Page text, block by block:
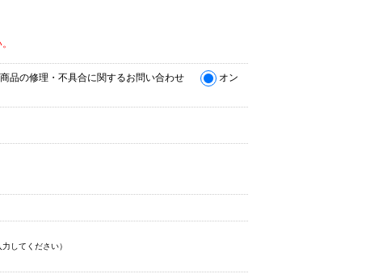
商品の修理・不具合に関するお問い合わせ
オン
力してください）